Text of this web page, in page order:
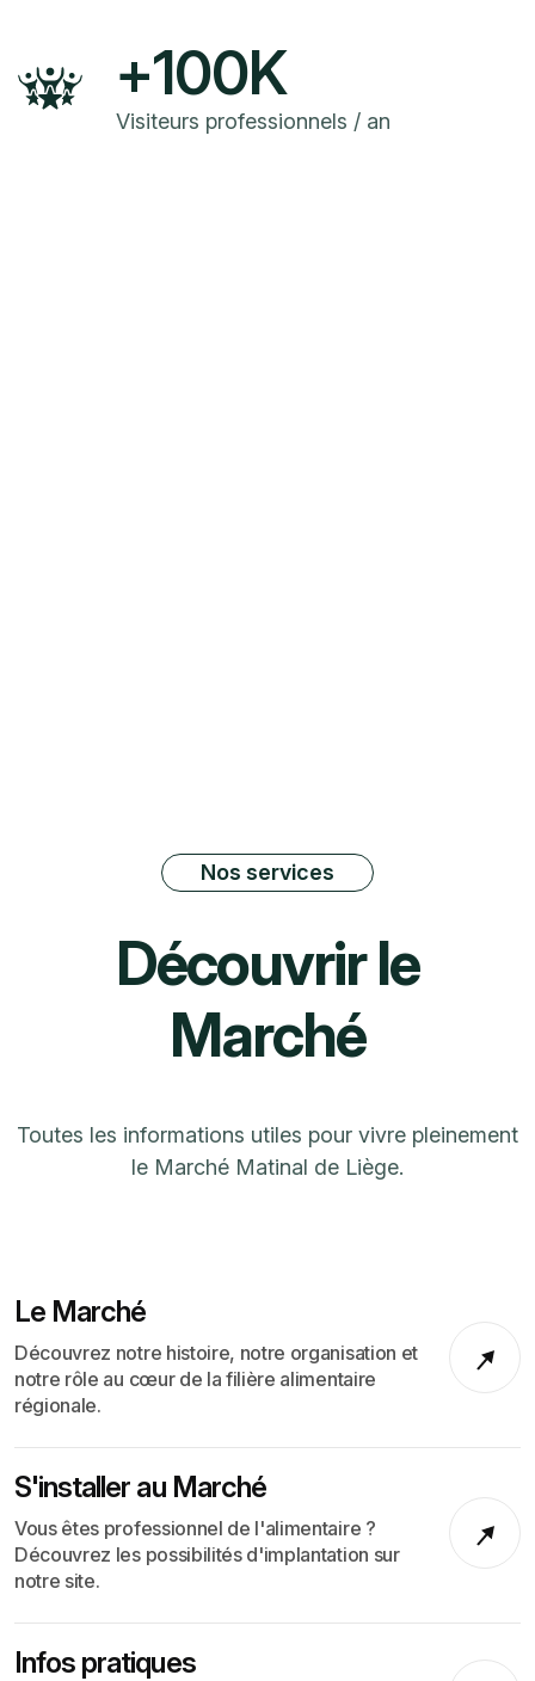
+100K
Visiteurs professionnels / an
Nos services
Découvrir le
Marché
Toutes les informations utiles pour vivre pleinement
le Marché Matinal de Liège.
Le Marché
Découvrez notre histoire, notre organisation et
notre rôle au cœur de la filière alimentaire
régionale.
S'installer au Marché
Vous êtes professionnel de l'alimentaire ?
Découvrez les possibilités d'implantation sur
notre site.
Infos pratiques